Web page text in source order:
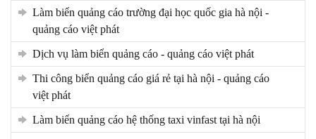
làm biển quảng cáo trường đại học quốc gia hà nội -
quảng cáo việt phát
dịch vụ làm biển quảng cáo - quảng cáo việt phát
thi công biển quảng cáo giá rẻ tại hà nội - quảng cáo
việt phát
làm biển quảng cáo hệ thống taxi vinfast tại hà nội